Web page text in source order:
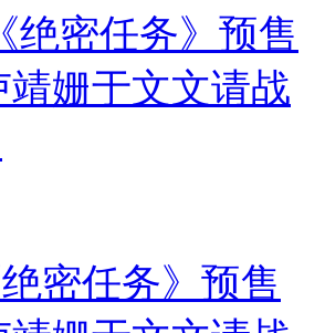
密任务》预售